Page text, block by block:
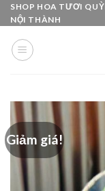
Skip
to
content
SHOP HOA TƯƠI
NỘI THÀNH
Giảm giá!